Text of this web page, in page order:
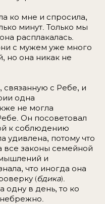
ко мне и спросила,
минут. Только мы
расплакалась.
с мужем уже много
но она никак не
связанную с Ребе, и
одна
не могла
Он посоветовал
к соблюдению
удивлена, потому что
все законы семейной
и
что иногда она
( бдика).
одну в день, то ко
небрежно.